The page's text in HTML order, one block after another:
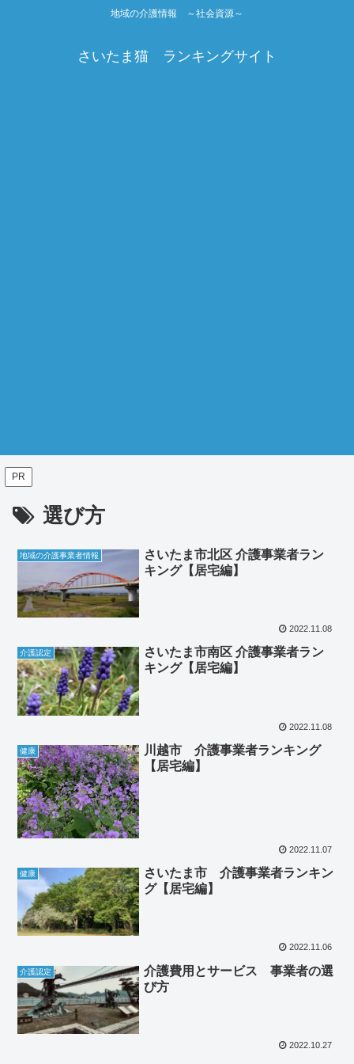
地域の介護情報 ～社会資源～
さいたま猫 ランキングサイト
PR
選び方
地域の介護事業者情報
さいたま市北区 介護事業者ラン
キング【居宅編】
2022.11.08
介護認定
さいたま市南区 介護事業者ラン
キング【居宅編】
2022.11.08
健康
川越市 介護事業者ランキング
【居宅編】
2022.11.07
健康
さいたま市 介護事業者ランキン
グ【居宅編】
2022.11.06
介護認定
介護費用とサービス 事業者の選
び方
2022.10.27